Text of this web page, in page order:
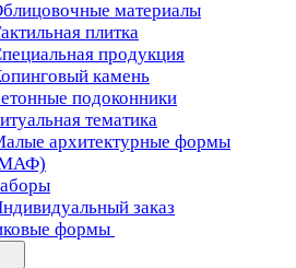
материалы
плитка
продукция
камень
подоконники
тематика
архитектурные формы
заказ
формы